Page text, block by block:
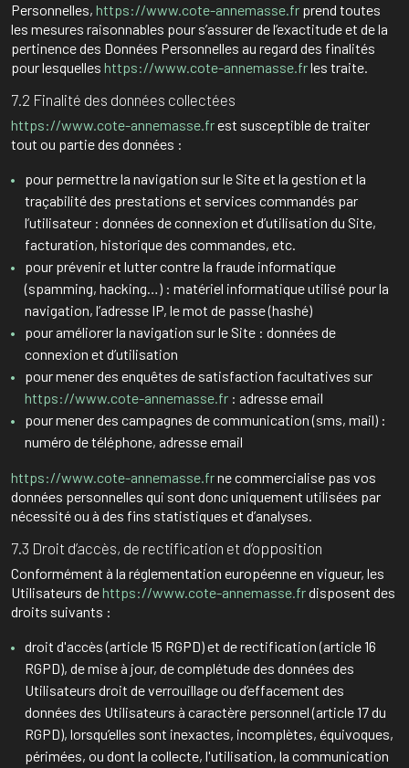
Personnelles, https://www.cote-annemasse.fr prend toutes
les mesures raisonnables pour s’assurer de l’exactitude et de la
pertinence des Données Personnelles au regard des finalités
pour lesquelles https://www.cote-annemasse.frles traite.
7.2 Finalité des données collectées
https://www.cote-annemasse.frest susceptible de traiter
tout ou partie des données :
pour permettre la navigation sur le Site et la gestion et la
traçabilité des prestations et services commandés par
l’utilisateur : données de connexion et d’utilisation du Site,
facturation, historique des commandes, etc.
pour prévenir et lutter contre la fraude informatique
(spamming, hacking…) : matériel informatique utilisé pour la
navigation, l’adresse IP, le mot de passe (hashé)
pour améliorer la navigation sur le Site : données de
connexion et d’utilisation
pour mener des enquêtes de satisfaction facultatives sur
https://www.cote-annemasse.fr : adresse email
pour mener des campagnes de communication (sms, mail) :
numéro de téléphone, adresse email
https://www.cote-annemasse.frne commercialise pas vos
données personnelles qui sont donc uniquement utilisées par
nécessité ou à des fins statistiques et d’analyses.
7.3 Droit d’accès, de rectification et d’opposition
Conformément à la réglementation européenne en vigueur, les
Utilisateurs dehttps://www.cote-annemasse.frdisposent des
droits suivants :
droit d'accès (article 15 RGPD) et de rectification (article 16
RGPD), de mise à jour, de complétude des données des
Utilisateurs droit de verrouillage ou d’effacement des
données des Utilisateurs à caractère personnel (article 17 du
RGPD), lorsqu’elles sont inexactes, incomplètes, équivoques,
périmées, ou dont la collecte, l'utilisation, la communication